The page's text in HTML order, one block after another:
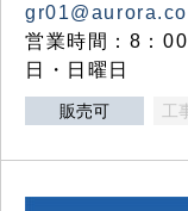
営業時間：8：
日・日曜日
販売可 工